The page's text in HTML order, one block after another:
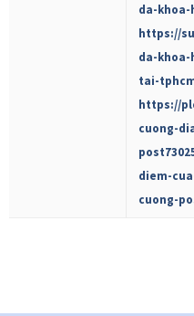
da-khoa-
https://
da-
tai-
https://
cuong-
diem-
cuong-